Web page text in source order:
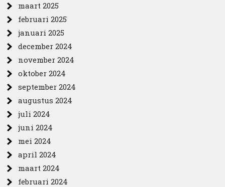
maart 2025
februari 2025
januari 2025
december 2024
november 2024
oktober 2024
september 2024
augustus 2024
juli 2024
juni 2024
mei 2024
april 2024
maart 2024
februari 2024